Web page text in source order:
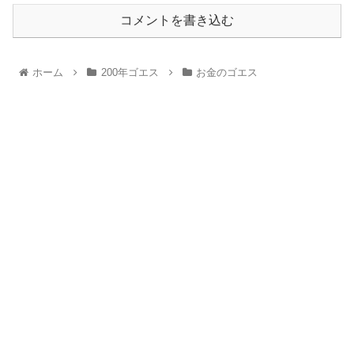
コメントを書き込む
ホーム 200年ゴエス お金のゴエス